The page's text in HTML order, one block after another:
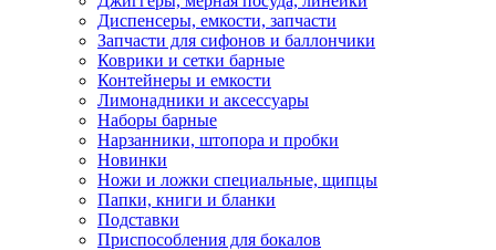
Диспенсеры, емкости, запчасти
Запчасти для сифонов и баллончики
Коврики и сетки барные
Контейнеры и емкости
Лимонадники и аксессуары
Наборы барные
Нарзанники, штопора и пробки
Новинки
Ножи и ложки специальные, щипцы
Папки, книги и бланки
Подставки
Приспособления для бокалов